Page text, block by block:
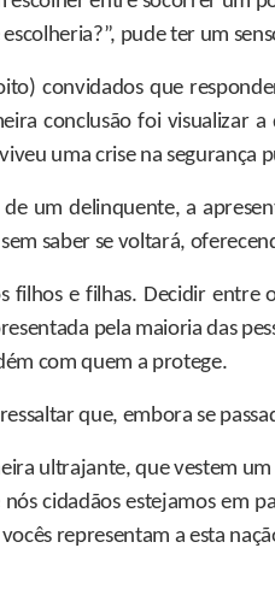
pude ter um
convidados que
conclusão foi visualizar
uma crise na segurança
um delinquente, a
saber se voltará,
filhos e filhas. Decidir
pela maioria das
com quem a protege.
que, embora se
ultrajante, que vestem
cidadãos estejamos em
representam a esta